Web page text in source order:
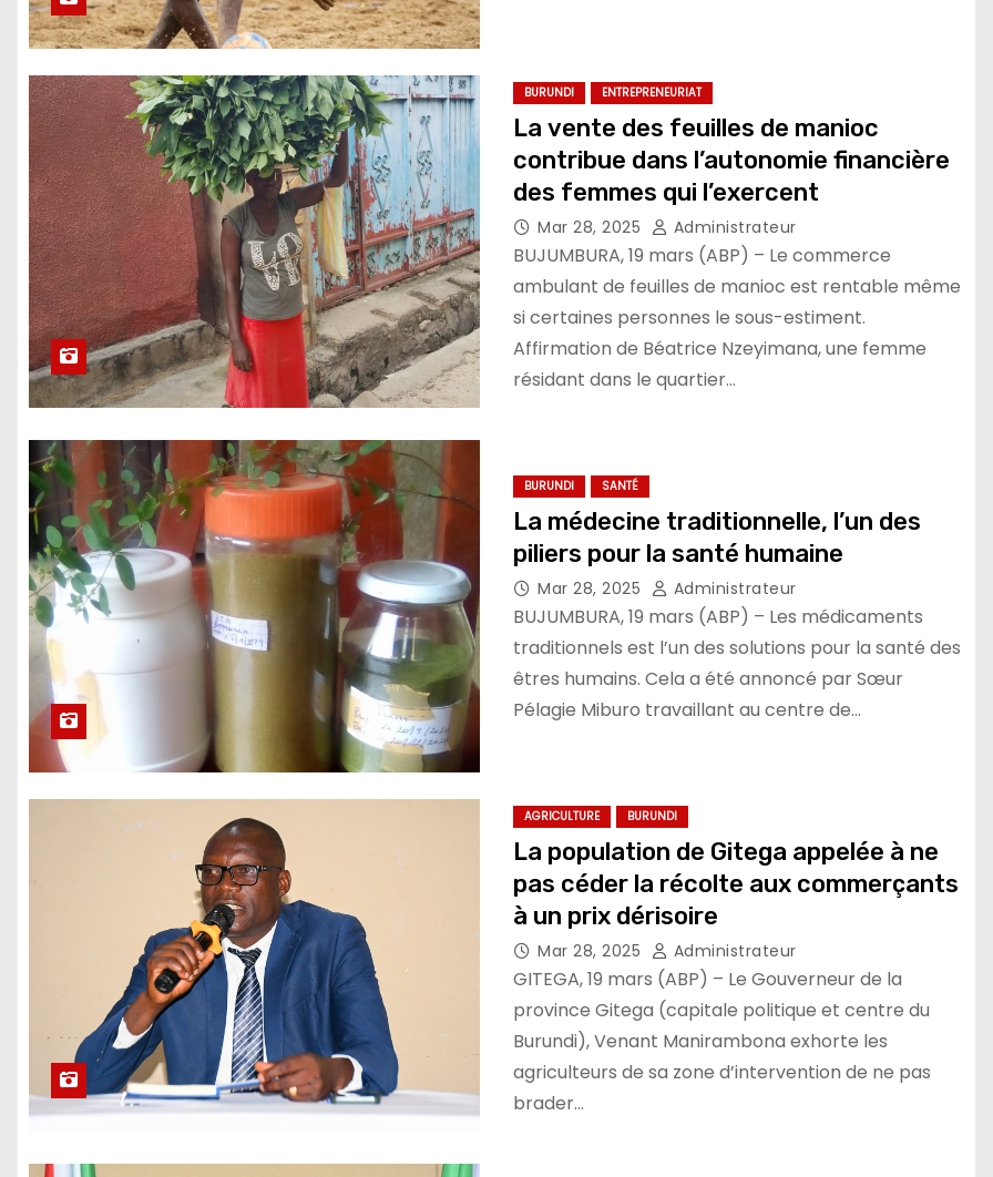
BURUNDI ENTREPRENEURIAT
La vente des feuilles de manioc
contribue dans l’autonomie financière
des femmes qui l’exercent
Mar 28, 2025 Administrateur
BUJUMBURA, 19 mars (ABP) – Le commerce
ambulant de feuilles de manioc est rentable même
si certaines personnes le sous-estiment.
Affirmation de Béatrice Nzeyimana, une femme
résidant dans le quartier…
BURUNDI SANTÉ
La médecine traditionnelle, l’un des
piliers pour la santé humaine
Mar 28, 2025 Administrateur
BUJUMBURA, 19 mars (ABP) – Les médicaments
traditionnels est l’un des solutions pour la santé des
êtres humains. Cela a été annoncé par Sœur
Pélagie Miburo travaillant au centre de…
AGRICULTURE BURUNDI
La population de Gitega appelée à ne
pas céder la récolte aux commerçants
à un prix dérisoire
Mar 28, 2025 Administrateur
GITEGA, 19 mars (ABP) – Le Gouverneur de la
province Gitega (capitale politique et centre du
Burundi), Venant Manirambona exhorte les
agriculteurs de sa zone d’intervention de ne pas
brader…